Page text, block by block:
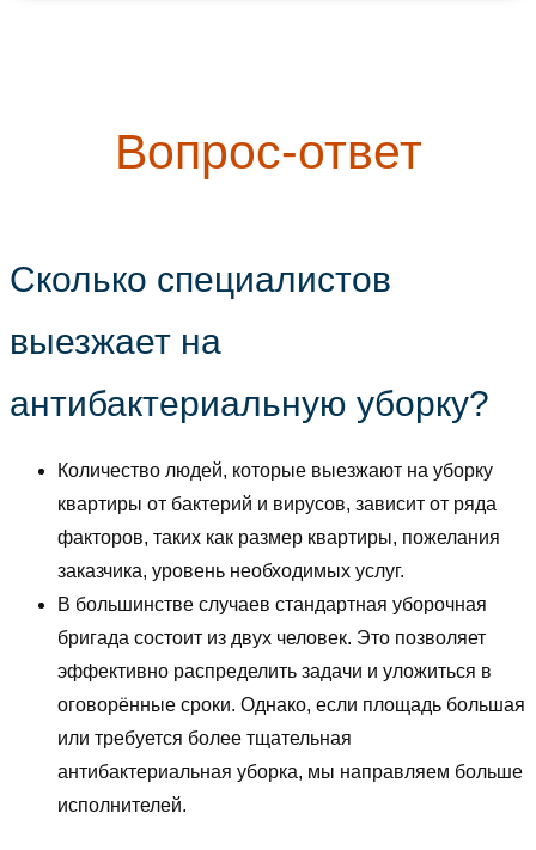
Вопрос-ответ
Сколько специалистов
выезжает на
антибактериальную уборку?
Количество людей, которые выезжают на уборку
квартиры от бактерий и вирусов, зависит от ряда
факторов, таких как размер квартиры, пожелания
заказчика, уровень необходимых услуг.
В большинстве случаев стандартная уборочная
бригада состоит из двух человек. Это позволяет
эффективно распределить задачи и уложиться в
оговорённые сроки. Однако, если площадь большая
или требуется более тщательная
антибактериальная уборка, мы направляем больше
исполнителей.